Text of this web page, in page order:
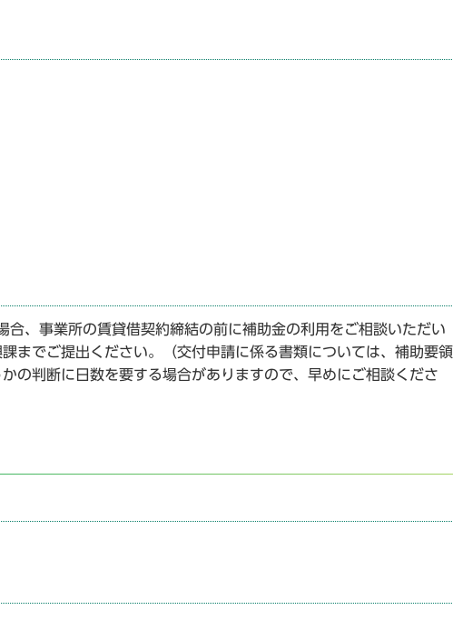
、事業所の賃貸借契約締結の前に補助金の利用をご相談いただい
までご提出ください。（交付申請に係る書類については、補助要領
の判断に日数を要する場合がありますので、早めにご相談くださ